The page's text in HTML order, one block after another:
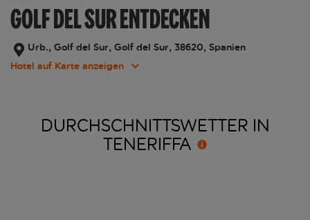
GOLF DEL SUR ENTDECKEN
Urb., Golf del Sur, Golf del Sur, 38620, Spanien
Hotel auf Karte anzeigen
DURCHSCHNITTSWETTER IN
TENERIFFA